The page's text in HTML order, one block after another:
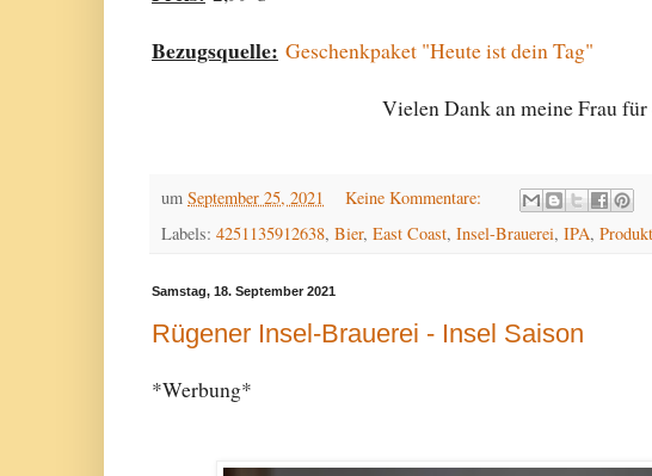
Bezugsquelle: Geschenkpaket "Heute ist dein Tag"
Vielen Dank an meine Frau
um September 25, 2021
Keine Kommentare:
Labels: 4251135912638, Bier, East Coast, Insel-Brauerei, IPA,
Samstag, 18. September 2021
Rügener Insel-Brauerei - Insel Saison
*Werbung*